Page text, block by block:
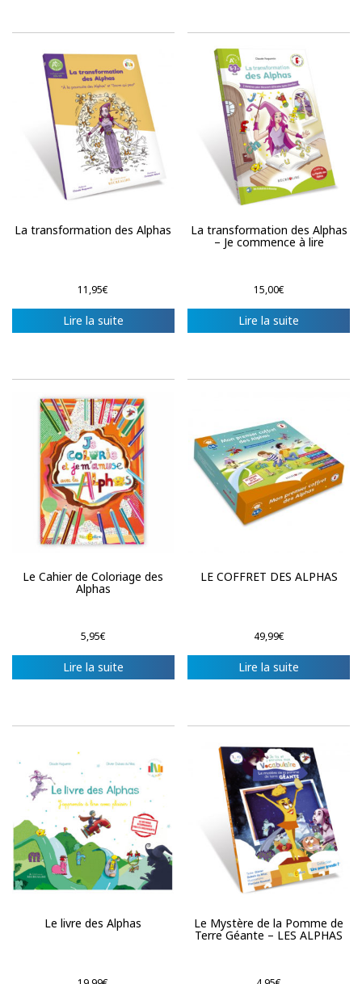
La transformation des Alphas
11,95€
Lire la suite
La transformation des Alphas
– Je commence à lire
15,00€
Lire la suite
Le Cahier de Coloriage des
Alphas
5,95€
Lire la suite
LE COFFRET DES ALPHAS
49,99€
Lire la suite
Le livre des Alphas Le Mystère de la Pomme de
Terre Géante – LES ALPHAS